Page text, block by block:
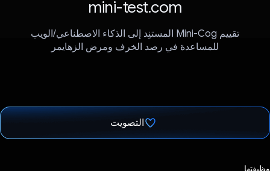
mini-test.com
تقييم Mini-Cog المستنِد إلى الذكاء الاصطناعي/الويب
للمساعدة في رصد الخرف ومرض الزهايمر
التصويت
وظيفتها